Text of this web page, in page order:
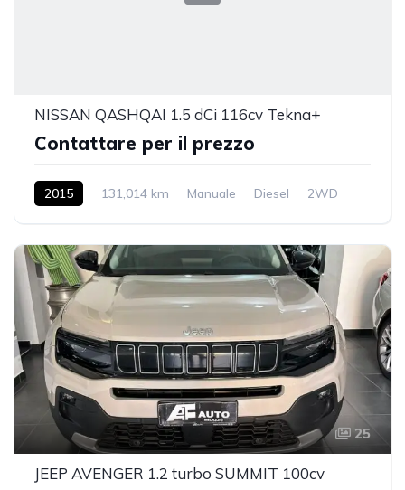
NISSAN QASHQAI 1.5 dCi 116cv Tekna+
Contattare per il prezzo
2015 131,014 km Manuale Diesel 2WD
25
JEEP AVENGER 1.2 turbo SUMMIT 100cv